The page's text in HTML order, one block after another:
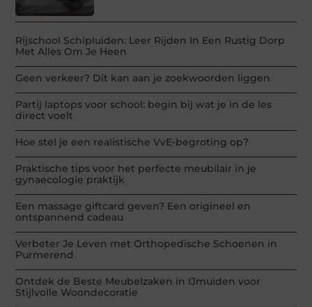
Rijschool Schipluiden: Leer Rijden In Een Rustig Dorp
Met Alles Om Je Heen
Geen verkeer? Dit kan aan je zoekwoorden liggen
Partij laptops voor school: begin bij wat je in de les
direct voelt
Hoe stel je een realistische VvE-begroting op?
Praktische tips voor het perfecte meubilair in je
gynaecologie praktijk
Een massage giftcard geven? Een origineel en
ontspannend cadeau
Verbeter Je Leven met Orthopedische Schoenen in
Purmerend
Ontdek de Beste Meubelzaken in IJmuiden voor
Stijlvolle Woondecoratie